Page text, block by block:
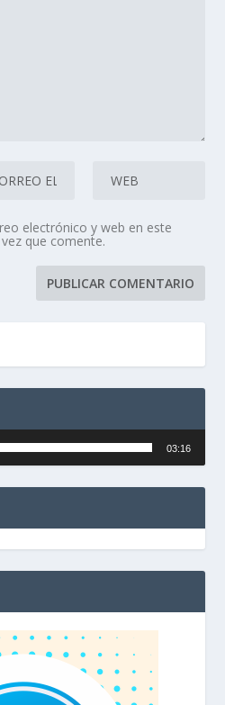
electrónico y web en este
que comente.
03:16